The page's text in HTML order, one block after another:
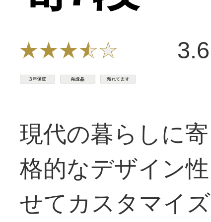
3.6
現代の暮らしに
格的なデザイン
せてカスタマイ